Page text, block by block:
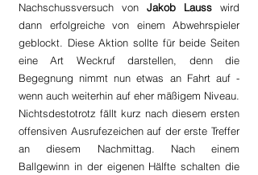
Nachschussversuch von Jakob Lauss wird
dann erfolgreiche von einem Abwehrspieler
geblockt. Diese Aktion sollte für beide Seiten
eine Art Weckruf darstellen, denn die
Begegnung nimmt nun etwas an Fahrt auf -
wenn auch weiterhin auf eher mäßigem Niveau.
Nichtsdestotrotz fällt kurz nach diesem ersten
offensiven Ausrufezeichen auf der erste Treffer
an diesem Nachmittag. Nach einem
Ballgewinn in der eigenen Hälfte schalten die